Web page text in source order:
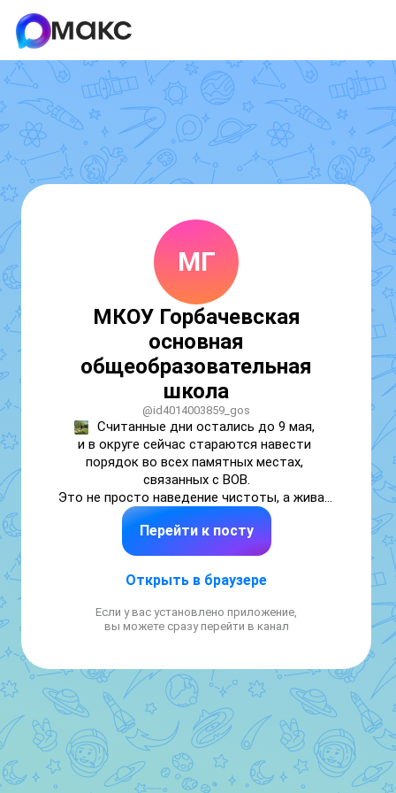
МГ
МКОУ Горбачевская
основная
общеобразовательная
школа
@id4014003859_gos
Считанные дни остались до 9 мая,
и в округе сейчас стараются навести
порядок во всех памятных местах,
связанных с ВОВ.
Это не просто наведение чистоты, а живая
нить, связывающая поколения.
Этим добрым делом мы отдаём дань
памяти участникам Великой Отечественной
прошлом, благодаря которому стало
Обучающиеся и педагоги нашей школы
могиле в деревне Горбачи.
Перейти к посту
Открыть в браузере
Если у вас установлено приложение,
вы можете сразу перейти в канал